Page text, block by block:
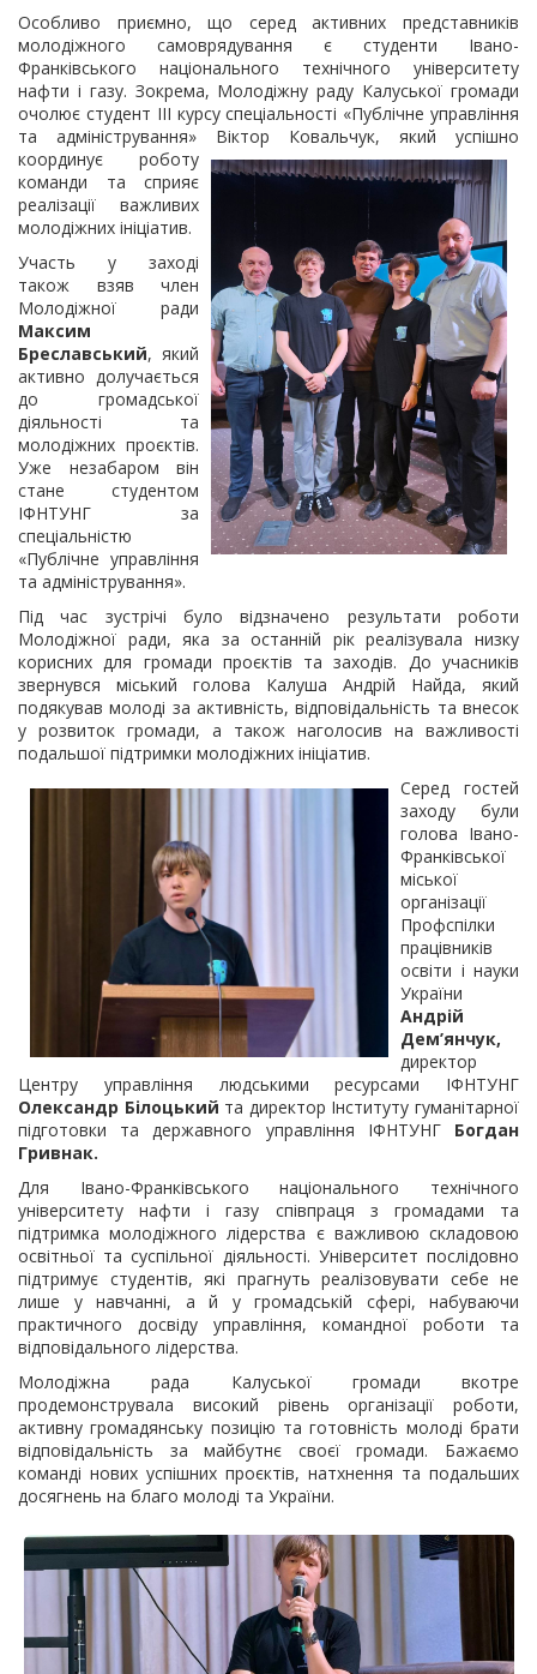
Особливо приємно, що серед активних представників
молодіжного самоврядування є студенти Івано-
Франківського національного технічного університету
нафти і газу. Зокрема, Молодіжну раду Калуської громади
очолює студент ІІІ курсу спеціальності «Публічне управління
та адміністрування» Віктор Ковальчук, який успішно
координує роботу
команди та сприяє
реалізації важливих
молодіжних ініціатив.
Участь у заході
також взяв член
Молодіжної ради
Максим
Бреславський, який
активно долучається
до громадської
діяльності та
молодіжних проєктів.
Уже незабаром він
стане студентом
ІФНТУНГ за
спеціальністю
«Публічне управління
та адміністрування».
Під час зустрічі було відзначено результати роботи
Молодіжної ради, яка за останній рік реалізувала низку
корисних для громади проєктів та заходів. До учасників
звернувся міський голова Калуша Андрій Найда, який
подякував молоді за активність, відповідальність та внесок
у розвиток громади, а також наголосив на важливості
подальшої підтримки молодіжних ініціатив.
Серед гостей
заходу були
голова Івано-
Франківської
міської
організації
Профспілки
працівників
освіти і науки
України
Андрій
Дем’янчук,
директор
Центру управління людськими ресурсами ІФНТУНГ
Олександр Білоцький та директор Інституту гуманітарної
підготовки та державного управління ІФНТУНГ Богдан
Гривнак.
Для Івано-Франківського національного технічного
університету нафти і газу співпраця з громадами та
підтримка молодіжного лідерства є важливою складовою
освітньої та суспільної діяльності. Університет послідовно
підтримує студентів, які прагнуть реалізовувати себе не
лише у навчанні, а й у громадській сфері, набуваючи
практичного досвіду управління, командної роботи та
відповідального лідерства.
Молодіжна рада Калуської громади вкотре
продемонструвала високий рівень організації роботи,
активну громадянську позицію та готовність молоді брати
відповідальність за майбутнє своєї громади. Бажаємо
команді нових успішних проєктів, натхнення та подальших
досягнень на благо молоді та України.